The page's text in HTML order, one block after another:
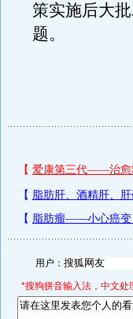
策实施后大
题。
用户：
*搜狗拼音输入法，中文处